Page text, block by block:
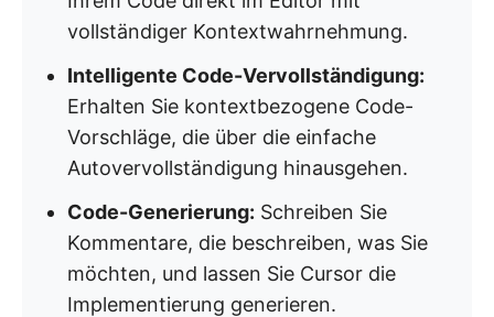
vollständiger Kontextwahrnehmung.
Intelligente Code-Vervollständigung:
Erhalten Sie kontextbezogene Code-
Vorschläge, die über die einfache
Autovervollständigung hinausgehen.
Code-Generierung: Schreiben Sie
Kommentare, die beschreiben, was Sie
möchten, und lassen Sie Cursor die
Implementierung generieren.